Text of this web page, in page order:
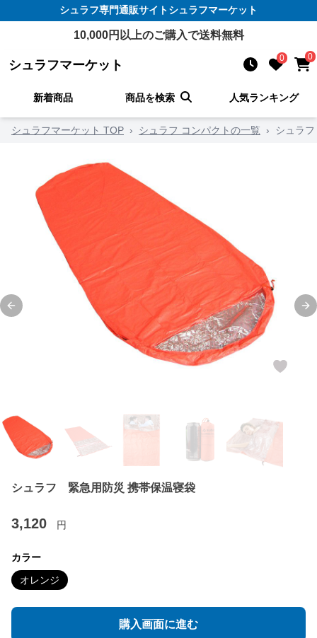
シュラフ専門通販サイトシュラフマーケット
10,000円以上のご購入で送料無料
シュラフマーケット 0 0
新着商品 商品を検索 人気ランキング
シュラフマーケット TOP › シュラフ コンパクトの一覧 › シュラ
Previous slide
シュラフ 緊急用防災 携帯保温寝袋
3,120 円
カラー
オレンジ
購入画面に進む